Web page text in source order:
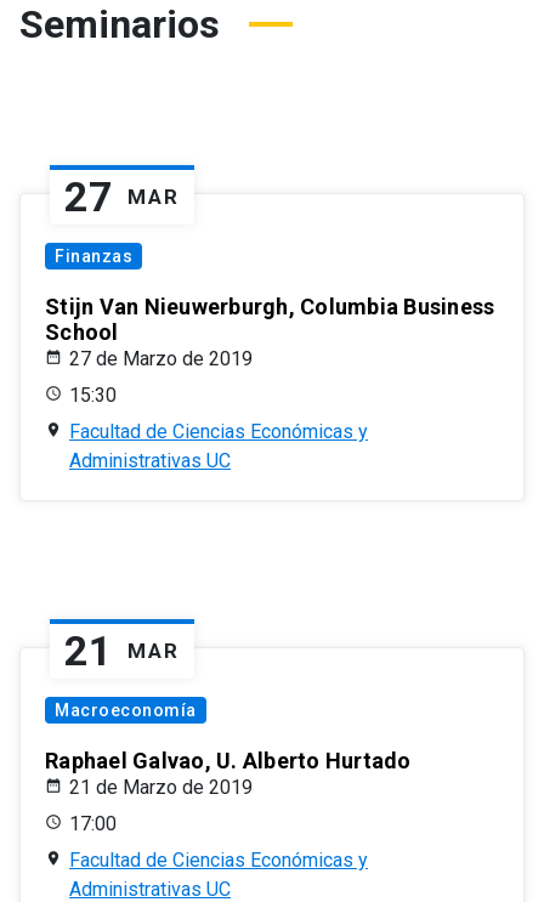
Seminarios
27 MAR
Finanzas
Stijn Van Nieuwerburgh, Columbia Business
School
27 de Marzo de 2019
15:30
Facultad de Ciencias Económicas y
Administrativas UC
21 MAR
Macroeconomía
Raphael Galvao, U. Alberto Hurtado
21 de Marzo de 2019
17:00
Facultad de Ciencias Económicas y
Administrativas UC